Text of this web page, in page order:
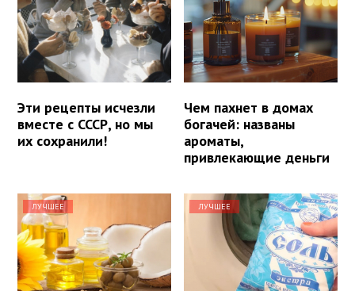
Эти рецепты исчезли
вместе с СССР, но мы
их сохранили!
Чем пахнет в домах
богачей: названы
ароматы,
привлекающие деньги
ЛУЧШЕЕ ЛУЧШЕЕ